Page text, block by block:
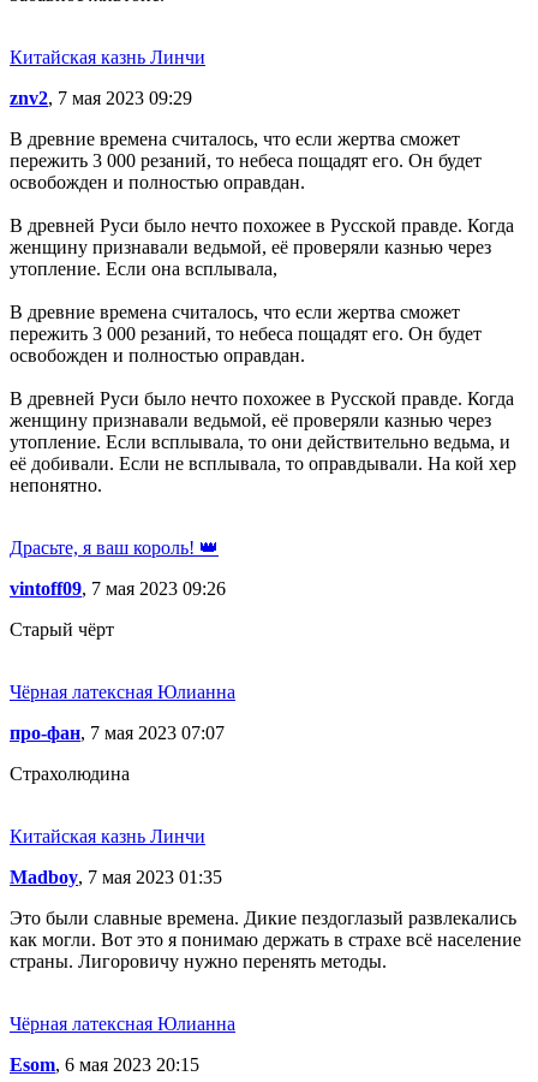
Китайская казнь Линчи
znv2, 7 мая 2023 09:29
В древние времена считалось, что если жертва сможет
пережить 3 000 резаний, то небеса пощадят его. Он будет
освобожден и полностью оправдан.
В древней Руси было нечто похожее в Русской правде. Когда
женщину признавали ведьмой, её проверяли казнью через
утопление. Если она всплывала,
В древние времена считалось, что если жертва сможет
пережить 3 000 резаний, то небеса пощадят его. Он будет
освобожден и полностью оправдан.
В древней Руси было нечто похожее в Русской правде. Когда
женщину признавали ведьмой, её проверяли казнью через
утопление. Если всплывала, то они действительно ведьма, и
её добивали. Если не всплывала, то оправдывали. На кой хер
непонятно.
Драсьте, я ваш король! 👑
vintoff09, 7 мая 2023 09:26
Старый чёрт
Чёрная латексная Юлианна
про-фан, 7 мая 2023 07:07
Страхолюдина
Китайская казнь Линчи
Madboy, 7 мая 2023 01:35
Это были славные времена. Дикие пездоглазый развлекались
как могли. Вот это я понимаю держать в страхе всё население
страны. Лигоровичу нужно перенять методы.
Чёрная латексная Юлианна
Esom, 6 мая 2023 20:15